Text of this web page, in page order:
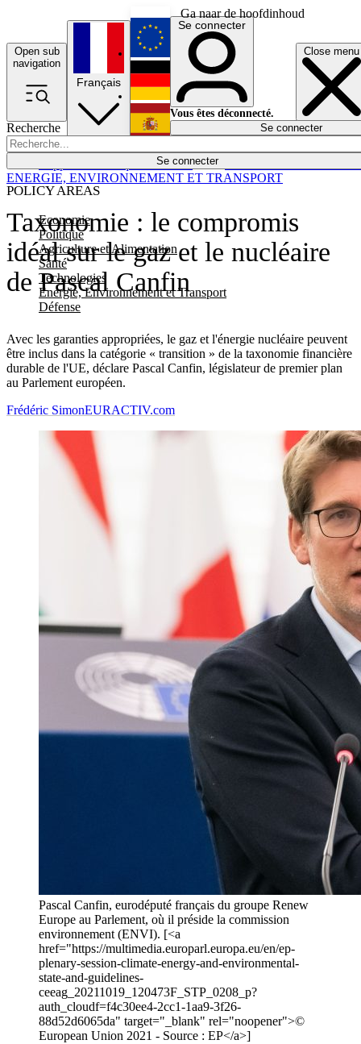
Ga naar de hoofdinhoud
Open sub
navigation
Close menu
Recherche
Se connecter
POLICY AREAS
Economie
Politique
Agriculture et Alimentation
Santé
Technologies
Energie, Environnement et Transport
Défense
Économie
Français
English
Deutsch
Español
Se connecter
Vous êtes déconnecté.
Se connecter
Taxonomie : le compromis
idéal sur le gaz et le nucléaire
de Pascal Canfin
Avec les garanties appropriées, le gaz et l'énergie nucléaire peuvent
être inclus dans la catégorie « transition » de la taxonomie financière
durable de l'UE, déclare Pascal Canfin, législateur de premier plan
au Parlement européen.
ENERGIE, ENVIRONNEMENT ET TRANSPORT
Frédéric SimonEURACTIV.com
Pascal Canfin, eurodéputé français du groupe Renew
Europe au Parlement, où il préside la commission
environnement (ENVI). [<a
href="https://multimedia.europarl.europa.eu/en/ep-
plenary-session-climate-energy-and-environmental-
state-and-guidelines-
ceeag_20211019_120473F_STP_0208_p?
auth_cloudf=f4c30ee4-2cc1-1aa9-3f26-
88d52d6065da" target="_blank" rel="noopener">©
European Union 2021 - Source : EP</a>]